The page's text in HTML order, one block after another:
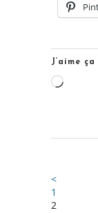
J’aime ça
<
1
2